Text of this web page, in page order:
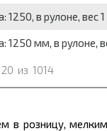
в рулоне, вес 1
мм, в рулоне,
20 из 1014
в розницу,